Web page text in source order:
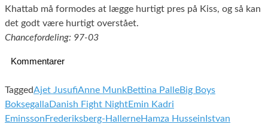
Khattab må formodes at lægge hurtigt pres på Kiss, og så kan
det godt være hurtigt overstået.
Chancefordeling: 97-03
Kommentarer
TaggedAjet JusufiAnne MunkBettina PalleBig Boys
Boksegalla Danish Fight NightEmin Kadri
Eminsson Frederiksberg-HallerneHamza Hussein Istvan